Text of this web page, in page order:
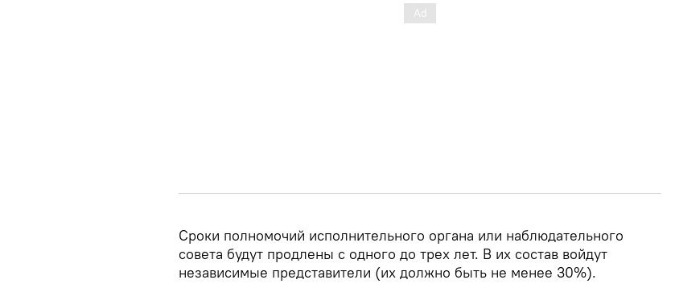
Сроки полномочий исполнительного органа или наблюдательного
совета будут продлены с одного до трех лет. В их состав войдут
независимые представители (их должно быть не менее 30%).